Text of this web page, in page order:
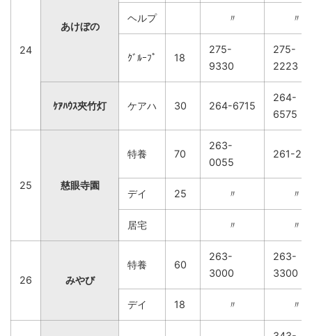
24
あけぼの
ヘルプ 〃 〃
ｸﾞﾙｰﾌﾟ 18
275-
9330
275-
2223
ｹｱﾊｳｽ夾竹灯 ケアハ 30 264-6715
264-
6575
25 慈眼寺園
特養 70
263-
0055
261-
デイ 25 〃 〃
居宅 〃 〃
26 みやび
特養 60
263-
3000
263-
3300
デイ 18 〃 〃